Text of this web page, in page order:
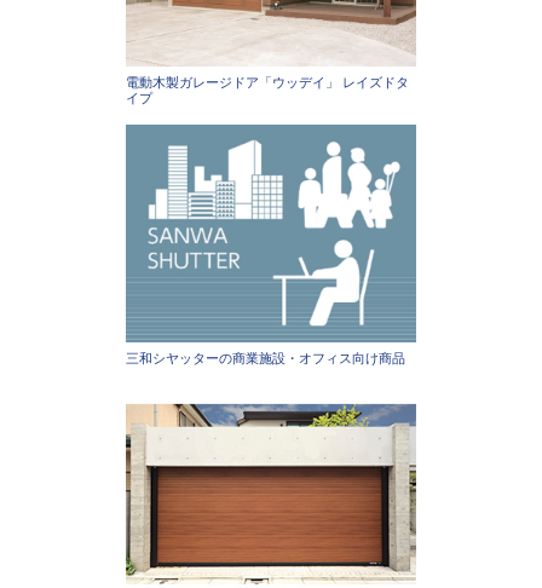
電動木製ガレージドア「ウッデイ」 レイズドタ
イプ
三和シヤッターの商業施設・オフィス向け商品